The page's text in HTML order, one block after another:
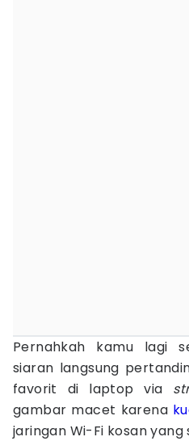
Pernahkah kamu lagi
siaran langsung
favorit di laptop via
gambar macet karena
jaringan Wi-Fi kosan